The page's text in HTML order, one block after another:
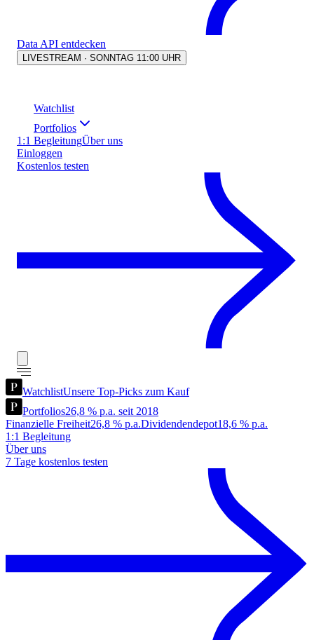
Data API entdecken
LIVESTREAM · SONNTAG 11:00 UHR
Watchlist
Portfolios
1:1 BegleitungÜber uns
Einloggen
Kostenlos testen
WatchlistUnsere Top-Picks zum Kauf
Portfolios26,8 % p.a. seit 2018
Finanzielle Freiheit26,8 % p.a.Dividendendepot18,6 % p.a.
1:1 Begleitung
Über uns
7 Tage kostenlos testen